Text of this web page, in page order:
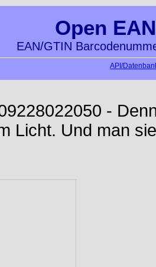
Open
EAN/GTIN
API/
-
Licht. Und man